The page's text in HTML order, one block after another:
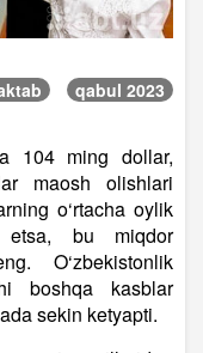
qabul 2023
104 ming dollar,
maosh olishlari
o‘rtacha oylik
etsa, bu miqdor
O‘zbekistonlik
boshqa kasblar
sekin ketyapti.